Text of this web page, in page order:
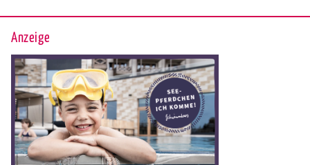
Anzeige